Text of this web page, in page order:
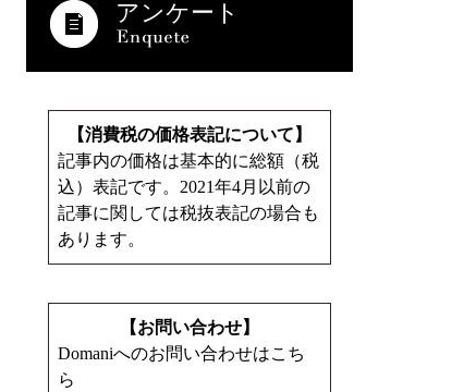
アンケート
【消費税の価格表記について】
記事内の価格は基本的に総額（税
込）表記です。2021年4月以前の
記事に関しては税抜表記の場合も
あります。
【お問い合わせ】
Domaniへのお問い合わせはこち
ら